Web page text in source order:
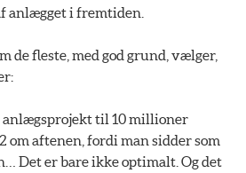
anlægget i fremtiden.
de fleste, med god grund, vælger,
anlægsprojekt til 10 millioner
om aftenen, fordi man sidder som
Det er bare ikke optimalt. Og det